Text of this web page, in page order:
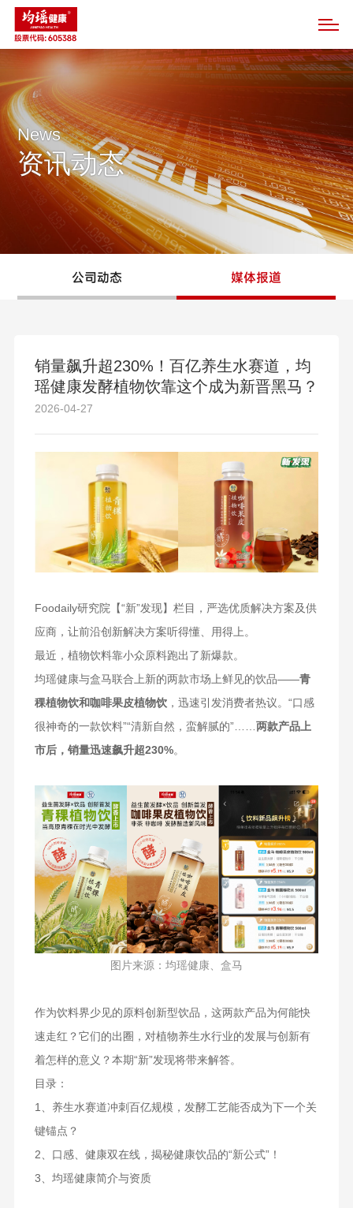
News
资讯动态
公司动态 媒体报道
销量飙升超230%！百亿养生水赛道，均
瑶健康发酵植物饮靠这个成为新晋黑马？
2026-04-27
Foodaily研究院【“新”发现】栏目，严选优质解决方案及供
应商，让前沿创新解决方案听得懂、用得上。
最近，植物饮料靠小众原料跑出了新爆款。
均瑶健康与盒马联合上新的两款市场上鲜见的饮品——青
稞植物饮和咖啡果皮植物饮，迅速引发消费者热议。“口感
很神奇的一款饮料”“清新自然，蛮解腻的”…… 两款产品上
市后，销量迅速飙升超230%。
图片来源：均瑶健康、盒马
作为饮料界少见的原料创新型饮品，这两款产品为何能快
速走红？它们的出圈，对植物养生水行业的发展与创新有
着怎样的意义？本期“新”发现将带来解答。
目录：
1、养生水赛道冲刺百亿规模，发酵工艺能否成为下一个关
键锚点？
2、口感、健康双在线，揭秘健康饮品的“新公式”！
3、均瑶健康简介与资质